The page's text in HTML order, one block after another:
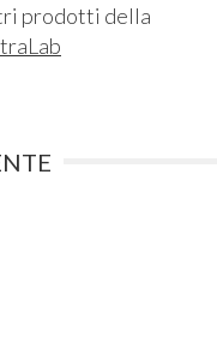
prodotti della